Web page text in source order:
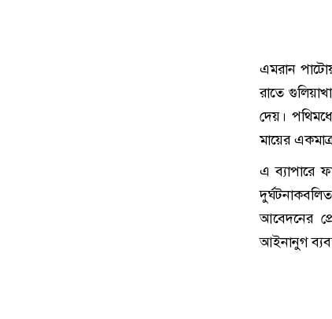
এমরান
রাতে
দেয়।
মায়ের
এ ব্যাপারে
আবেদনের
আইনানুগ